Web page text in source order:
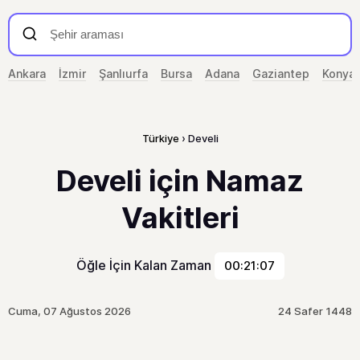
Ankara İzmir Şanlıurfa Bursa Adana Gaziantep Konya
Türkiye Develi
Develi için Namaz
Vakitleri
Öğle İçin Kalan Zaman 00:21:07
Cuma, 07 Ağustos 2026 24 Safer 1448